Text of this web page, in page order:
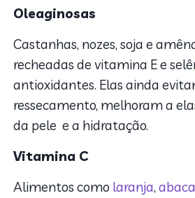
Oleaginosas
Castanhas, nozes, soja e
recheadas de vitamina E e
antioxidantes. Elas ainda
ressecamento, melhoram a
da pele e a hidratação.
Vitamina C
Alimentos como laranja,